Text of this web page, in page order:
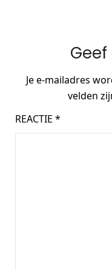
Je e-mailadres
velden
REACTIE *